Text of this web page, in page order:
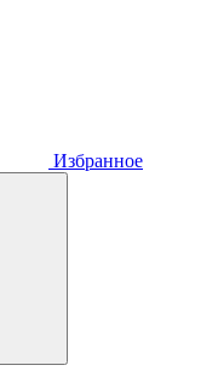
Избранное